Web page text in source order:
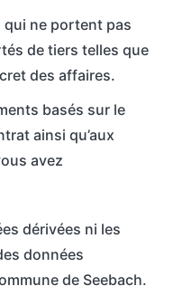
qui ne portent pas
de tiers telles que
des affaires.
basés sur le
ainsi qu’aux
avez
dérivées ni les
données
de Seebach.